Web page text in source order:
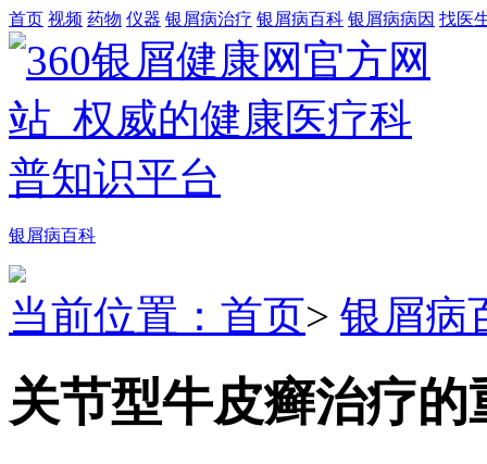
首页 视频 药物 仪器 银屑病治疗 银屑病百科 银屑病病因 找医
银屑病百科
当前位置：首页> 银屑病
关节型牛皮癣治疗的